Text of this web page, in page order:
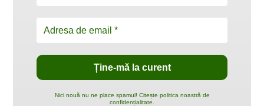
Nici nouă nu ne place spamul! Citește politica noastră de
confidențialitate.